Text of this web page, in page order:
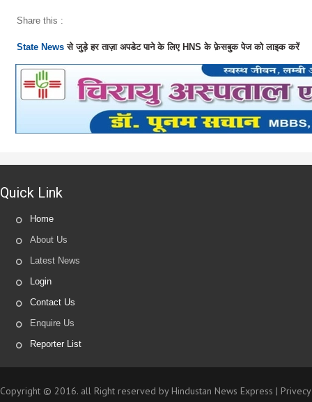
Share this :
State News से जुड़े हर ताज़ा अपडेट पाने के लिए HNS के फ़ेसबुक पेज को लाइक करें
Quick Link
Home
About Us
Latest News
Login
Contact Us
Enquire Us
Reporter List
Copyright © 2016. all Right reserved by Hindustan News Express |